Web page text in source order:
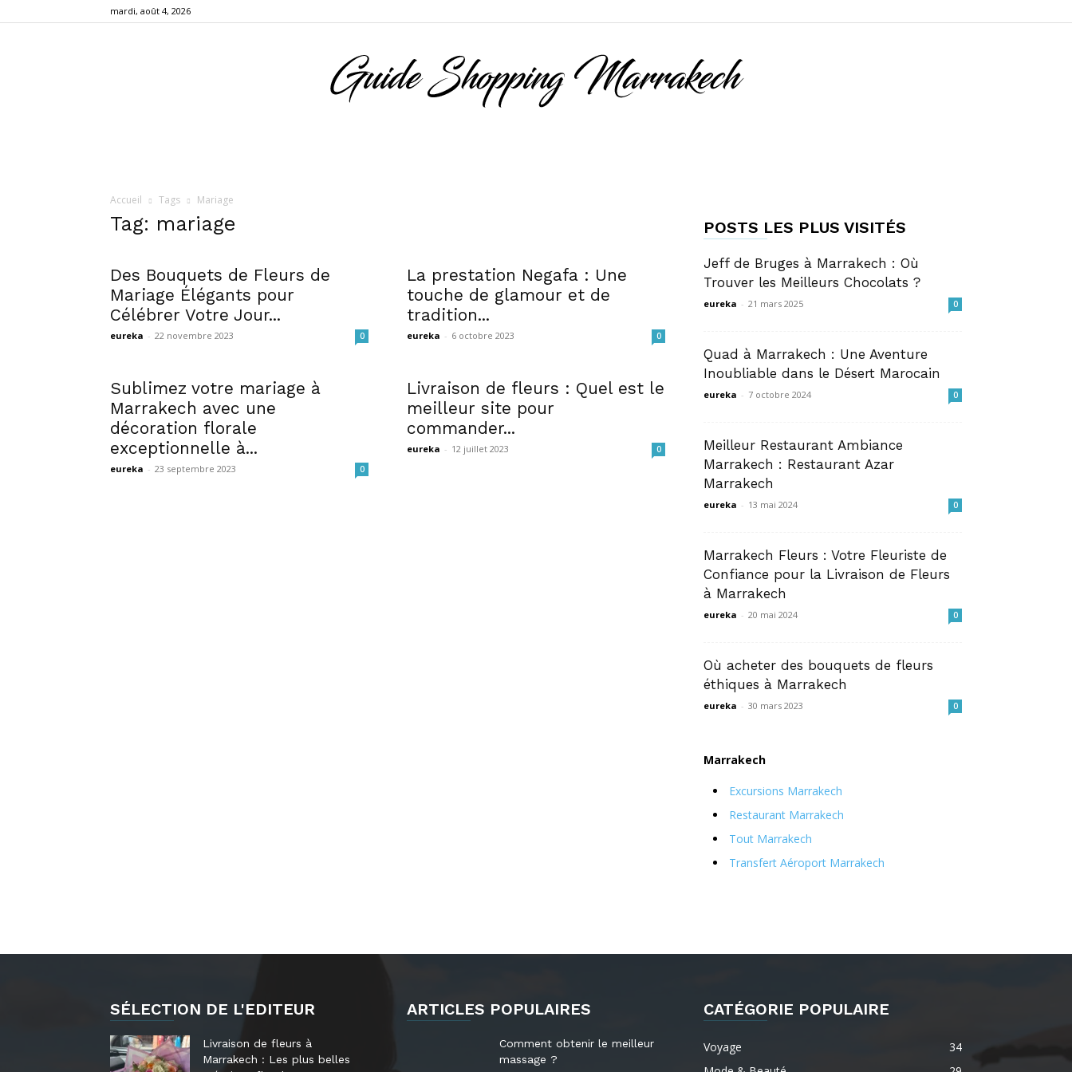
mardi, août 4, 2026
shopping
marrakech
Accueil Tags Mariage
Tag: mariage
Des Bouquets de Fleurs de
Mariage Élégants pour
Célébrer Votre Jour...
eureka - 22 novembre 2023 0
La prestation Negafa : Une
touche de glamour et de
tradition...
eureka - 6 octobre 2023 0
Sublimez votre mariage à
Marrakech avec une
décoration florale
exceptionnelle à...
eureka - 23 septembre 2023 0
Livraison de fleurs : Quel est le
meilleur site pour
commander...
eureka - 12 juillet 2023 0
POSTS LES PLUS VISITÉS
Jeff de Bruges à Marrakech : Où
Trouver les Meilleurs Chocolats ?
eureka - 21 mars 2025 0
Quad à Marrakech : Une Aventure
Inoubliable dans le Désert Marocain
eureka - 7 octobre 2024 0
Meilleur Restaurant Ambiance
Marrakech : Restaurant Azar
Marrakech
eureka - 13 mai 2024 0
Marrakech Fleurs : Votre Fleuriste de
Confiance pour la Livraison de Fleurs
à Marrakech
eureka - 20 mai 2024 0
Où acheter des bouquets de fleurs
éthiques à Marrakech
eureka - 30 mars 2023 0
Marrakech
Excursions Marrakech
Restaurant Marrakech
Tout Marrakech
Transfert Aéroport Marrakech
SÉLECTION DE L'EDITEUR
Livraison de fleurs à
Marrakech : Les plus belles
ARTICLES POPULAIRES
Comment obtenir le meilleur
massage ?
CATÉGORIE POPULAIRE
Voyage
34